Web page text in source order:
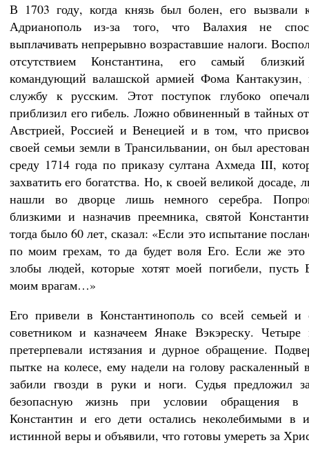
В 1703 году, когда князь был болен, его вызвали
Адрианополь из-за того, что Валахия не
выплачивать непрерывно возраставшие налоги.
отсутствием Константина, его самый
командующий валашской армией Фома Кантакузин,
службу к русским. Этот поступок глубоко
приблизил его гибель. Ложно обвиненный в тайных
Австрией, Россией и Венецией и в том, что
своей семьи земли в Трансильвании, он был
среду 1714 года по приказу султана Ахмеда III,
захватить его богатства. Но, к своей великой досаде,
нашли во дворце лишь немного серебра.
близкими и назначив преемника, святой
тогда было 60 лет, сказал: «Если это испытание
по моим грехам, то да будет воля Его. Если же это
злобы людей, которые хотят моей погибели, пусть
моим врагам…»
Его привели в Константинополь со всей семьей и
советником и казначеем Янаке Вэкэреску. Четыре
претерпевали истязания и дурное обращение.
пытке на колесе, ему надели на голову раскаленный
забили гвозди в руки и ноги. Судья предложил
безопасную жизнь при условии обращения
Константин и его дети остались неколебимыми в
истинной веры и объявили, что готовы умереть за